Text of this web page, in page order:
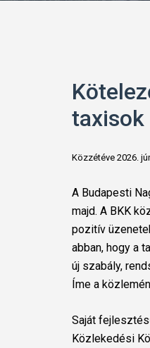
taxisok
Közzétéve 2026.
A Budapesti
majd. A BKK
pozitív
abban, hogy a
új szabály,
Íme a
Saját
Közlekedési